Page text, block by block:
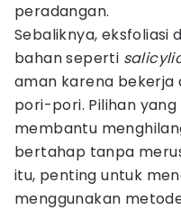
peradangan.
Sebaliknya, eksfoliasi
bahan seperti
aman karena bekerja
pori-pori. Pilihan
membantu
bertahap tanpa
itu, penting untuk
menggunakan